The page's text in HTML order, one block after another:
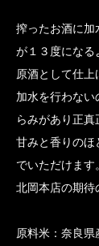
搾ったお酒に加
が１３度になる
原酒として仕上
加水を行わない
らみがあり正真
甘みと香りのほ
でいただけます。
北岡本店の期待
原料米：奈良県